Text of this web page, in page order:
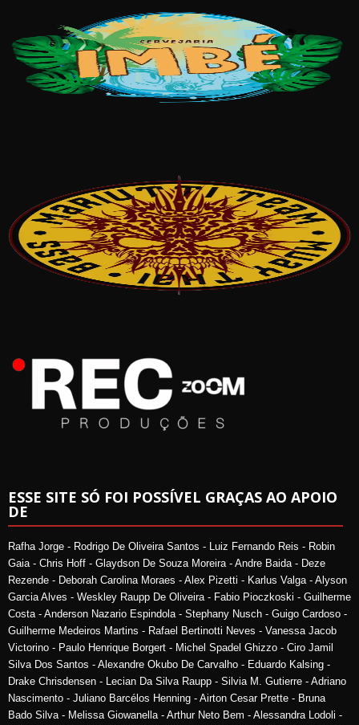
ESSE SITE SÓ FOI POSSÍVEL GRAÇAS AO APOIO
DE
Rafha Jorge - Rodrigo De Oliveira Santos - Luiz Fernando Reis - Robin
Gaia - Chris Hoff - Glaydson De Souza Moreira - Andre Baida - Deze
Rezende - Deborah Carolina Moraes - Alex Pizetti - Karlus Valga - Alyson
Garcia Alves - Weskley Raupp De Oliveira - Fabio Pioczkoski - Guilherme
Costa - Anderson Nazario Espindola - Stephany Nusch - Guigo Cardoso -
Guilherme Medeiros Martins - Rafael Bertinotti Neves - Vanessa Jacob
Victorino - Paulo Henrique Borgert - Michel Spadel Ghizzo - Ciro Jamil
Silva Dos Santos - Alexandre Okubo De Carvalho - Eduardo Kalsing -
Drake Chrisdensen - Lecian Da Silva Raupp - Silvia M. Gutierre - Adriano
Nascimento - Juliano Barcélos Henning - Airton Cesar Prette - Bruna
Bado Silva - Melissa Giowanella - Arthur Neto Bem - Alessandra Lodoli -